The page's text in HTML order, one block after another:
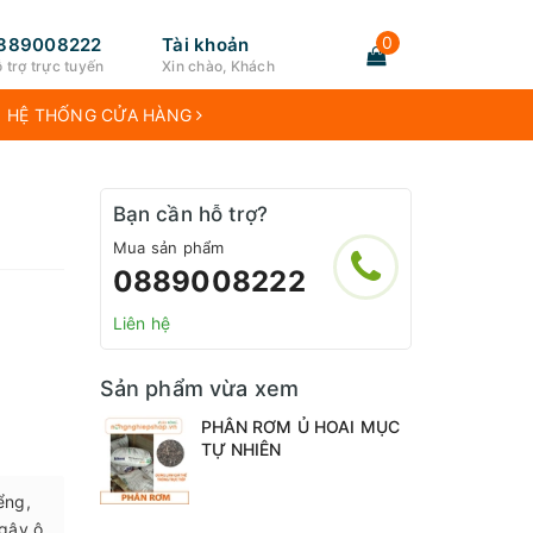
trợ trực tuyến
Tài khoản
Xin chào, Khách
0
HỆ THỐNG CỬA HÀNG
ô
Bạn cần hỗ trợ?
Mua sản phẩm
0889008222
Liên hệ
Sản phẩm vừa xem
PHÂN RƠM Ủ HOAI MỤC
TỰ NHIÊN